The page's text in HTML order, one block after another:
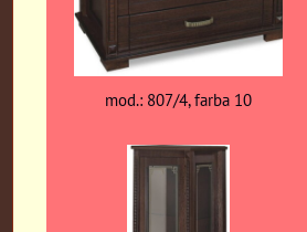
mod.: 807/4, farba 10